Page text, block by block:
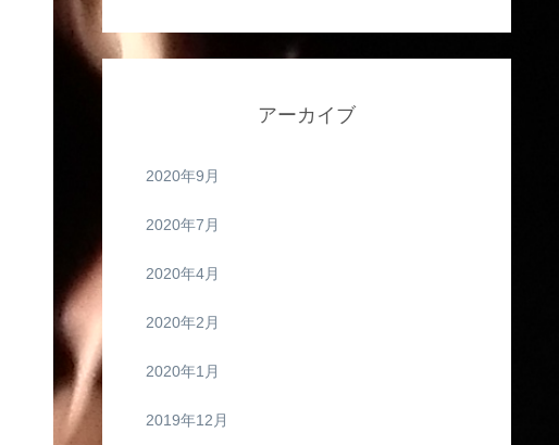
アーカイブ
2020年9月
2020年7月
2020年4月
2020年2月
2020年1月
2019年12月